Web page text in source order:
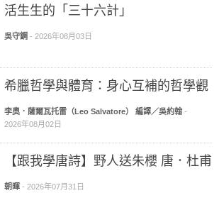
活生生的「三十六計」
吳守鋼 - 2026年08月03日
希臘哲學與體育：身心互補的哲學觀
李奧．薩爾瓦托雷（Leo Salvatore） 編譯／吳約翰 -
2026年08月02日
【跟我學唐詩】野人送朱櫻 唐．杜甫
朝暉 - 2026年07月31日